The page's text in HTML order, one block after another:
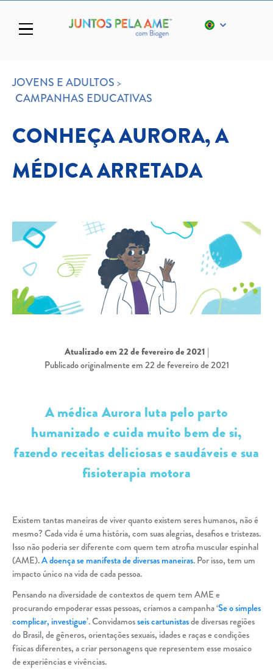
Toggle navigation
JOVENS E ADULTOS
CAMPANHAS EDUCATIVAS
CONHEÇA AURORA, A
MÉDICA ARRETADA
Atualizado em 22 de fevereiro de 2021 |
Publicado originalmente em 22 de fevereiro de 2021
A médica Aurora luta pelo parto
humanizado e cuida muito bem de si,
fazendo receitas deliciosas e saudáveis e sua
fisioterapia motora
Existem tantas maneiras de viver quanto existem seres humanos, não é
mesmo? Cada vida é uma história, com suas alegrias, desafios e tristezas.
Isso não poderia ser diferente com quem tem atrofia muscular espinhal
(AME).A doença se manifesta de diversas maneiras. Por isso, tem um
impacto único na vida de cada pessoa.
Pensando na diversidade de contextos de quem tem AME e
procurando empoderar essas pessoas, criamos a campanha ‘Se o simples
complicar, investigue’. Convidamosseis cartunistasde diversas regiões
do Brasil, de gêneros, orientações sexuais, idades e raças e condições
físicas diferentes, a criar personagens que representem esse mosaico
de experiências e vivências.